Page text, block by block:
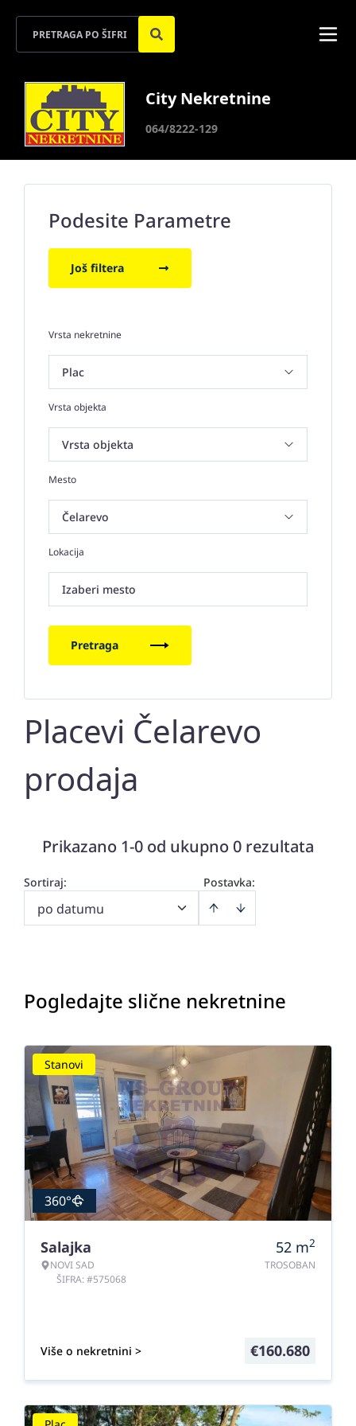
City Nekretnine
064/8222-129
Podesite Parametre
Još filtera
Vrsta nekretnine
Vrsta objekta
Mesto
Lokacija
Izaberi mesto
Pretraga
Placevi Čelarevo
prodaja
Prikazano 1-0 od ukupno 0 rezultata
Postavka:
Sortiraj:
po datumu
Pogledajte slične nekretnine
Stanovi
360°
Salajka
NOVI SAD
ŠIFRA: #575068
52 m2
TROSOBAN
Više o nekretnini > €160.680